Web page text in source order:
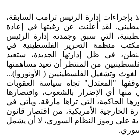
بإجراءات إدارة الرئيس ترامب السابقة،
لقد أعلنت عن رغبتها في إعادة
التي سبق وجمدته إدارة الرئيس
منظمة التحرير الفلسطينية في
في ظل إدارتها الجديدة، ستعيد
من المنتظر أن تعيد مساهمتها
وتشغيل الفلسطينيين ( الأونوروا)...
"المعتدل" تجاه سياسة العقوبات
منها أي الإضرار بالشعوب، واقتصارها
الحاكمة، التي تراها مارقة. ويأتي في
الخارجية الأمريكية، من اقتصار قانون
على رموز النظام السوري، لا أن يشمل